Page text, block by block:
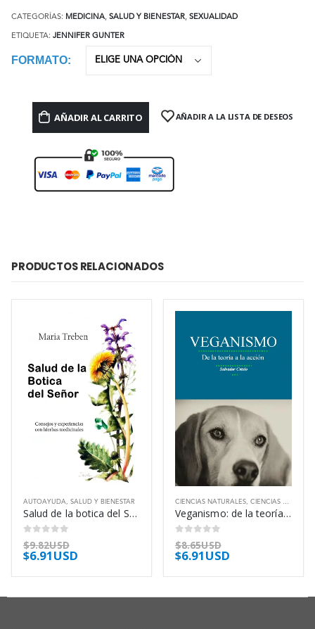
CATEGORÍAS: MEDICINA, SALUD Y BIENESTAR, SEXUALIDAD
ETIQUETA: JENNIFER GUNTER
FORMATO
AÑADIR AL CARRITO AÑADIR A LA LISTA DE DESEOS
PRODUCTOS RELACIONADOS
AUTOAYUDA, SALUD Y BIENESTAR
Salud de la botica del Señor – Maria Treben
0out of 5
$9.82USD
$6.91USD
CIENCIAS NATURALES, CIENCIAS SOCIALES
Veganismo: de la teoría a la acción – Salvador Cotelo
0out of 5
$8.65USD
$6.91USD